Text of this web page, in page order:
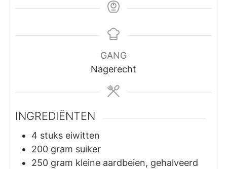
GANG
Nagerecht
INGREDIËNTEN
4 stuks eiwitten
200 gram suiker
250 gram kleine aardbeien, gehalveerd